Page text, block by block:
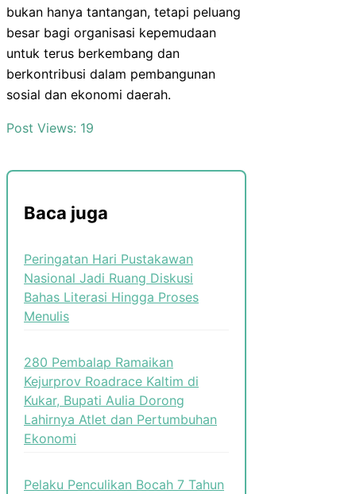
bukan hanya tantangan, tetapi peluang
besar bagi organisasi kepemudaan
untuk terus berkembang dan
berkontribusi dalam pembangunan
sosial dan ekonomi daerah.
Post Views: 19
Baca juga
Peringatan Hari Pustakawan
Nasional Jadi Ruang Diskusi
Bahas Literasi Hingga Proses
Menulis
280 Pembalap Ramaikan
Kejurprov Roadrace Kaltim di
Kukar, Bupati Aulia Dorong
Lahirnya Atlet dan Pertumbuhan
Ekonomi
Pelaku Penculikan Bocah 7 Tahun